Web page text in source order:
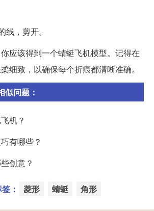
线，剪开。
应该得到一个蜻蜓飞机模型。记得在
细致，以确保每个折痕都清晰准确。
似问题：
机？
有哪些？
创意？
： 菱形 蜻蜓 角形